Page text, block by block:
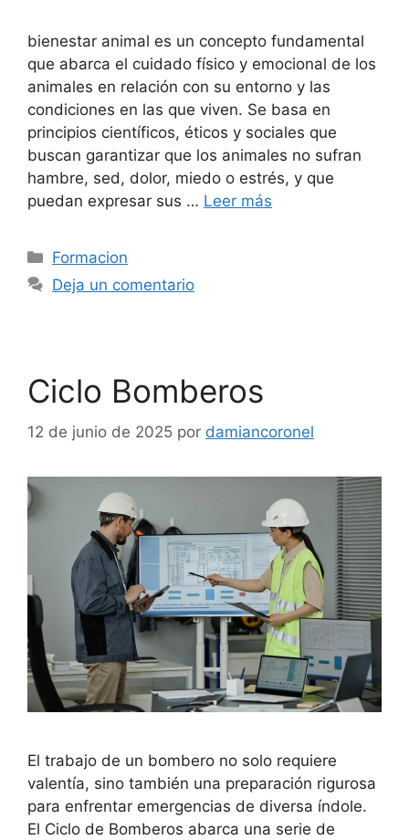
bienestar animal es un concepto fundamental
que abarca el cuidado físico y emocional de los
animales en relación con su entorno y las
condiciones en las que viven. Se basa en
principios científicos, éticos y sociales que
buscan garantizar que los animales no sufran
hambre, sed, dolor, miedo o estrés, y que
puedan expresar sus … Leer más
Formacion
Deja un comentario
Ciclo Bomberos
12 de junio de 2025 por damiancoronel
El trabajo de un bombero no solo requiere
valentía, sino también una preparación rigurosa
para enfrentar emergencias de diversa índole.
El Ciclo de Bomberos abarca una serie de